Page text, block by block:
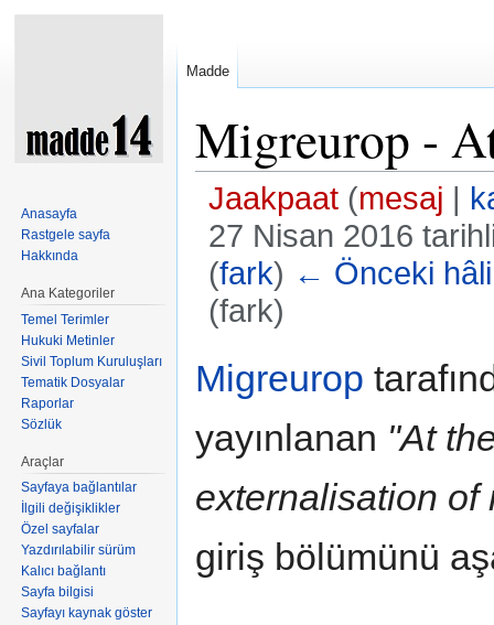
Migreurop -
Jaakpaat (mesaj |
27 Nisan 2016
(fark) ← Önceki hâli
(fark)
Migreurop
yayınlanan "At
externalisation of
giriş bölümünü
Madde
Anasayfa
Rastgele sayfa
Hakkında
Ana Kategoriler
Temel Terimler
Hukuki Metinler
Sivil Toplum Kuruluşları
Tematik Dosyalar
Raporlar
Sözlük
Araçlar
Sayfaya bağlantılar
İlgili değişiklikler
Özel sayfalar
Yazdırılabilir sürüm
Kalıcı bağlantı
Sayfa bilgisi
Sayfayı kaynak göster